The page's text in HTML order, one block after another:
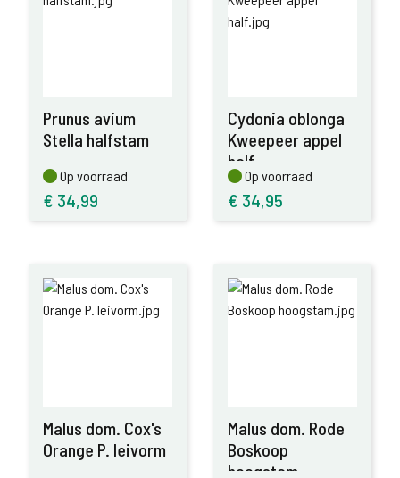
Prunus avium
Stella halfstam
Op voorraad
Op voorraad
€ 34,99
Cydonia oblonga
Kweepeer appel
half
Op voorraad
Op voorraad
€ 34,95
Malus dom. Cox's
Orange P. leivorm
Malus dom. Rode
Boskoop
hoogstam